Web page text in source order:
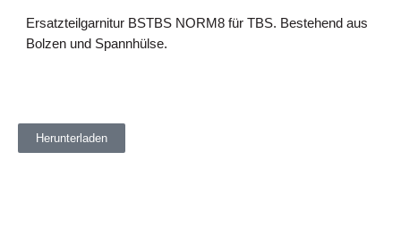
Ersatzteilgarnitur BSTBS NORM8 für TBS. Bestehend aus
Bolzen und Spannhülse.
Herunterladen